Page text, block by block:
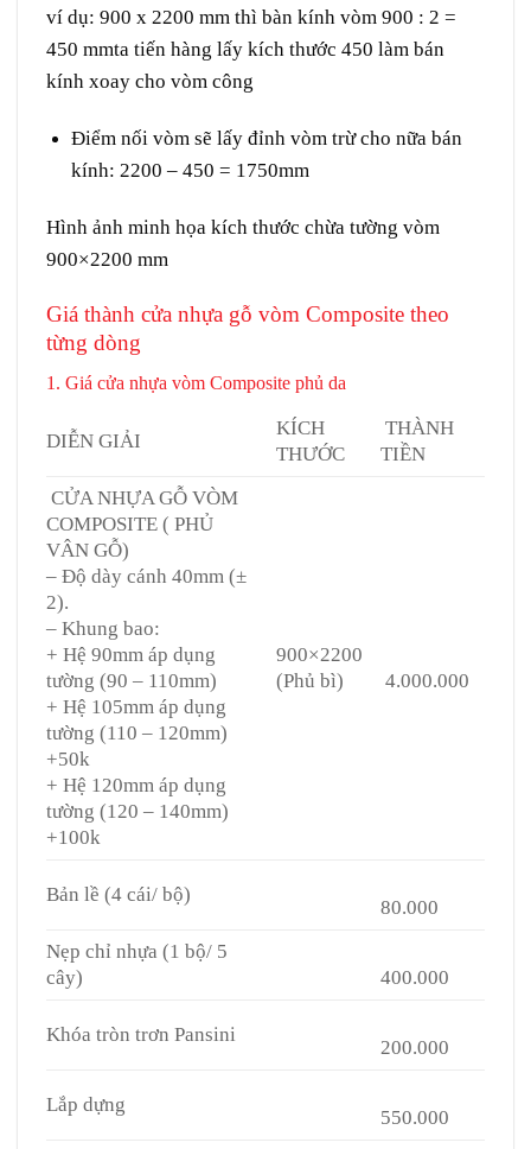
ví dụ: 900 x 2200 mm thì bàn kính vòm 900 : 2 =
450 mmta tiến hàng lấy kích thước 450 làm bán
kính xoay cho vòm công
Điểm nối vòm sẽ lấy đỉnh vòm trừ cho nữa bán
kính: 2200 – 450 = 1750mm
Hình ảnh minh họa kích thước chừa tường vòm
900×2200 mm
Giá thành cửa nhựa gỗ vòm Composite theo
từng dòng
1. Giá cửa nhựa vòm Composite phủ da
DIỄN GIẢI
KÍCH
THƯỚC
THÀNH
TIỀN
CỬA NHỰA GỖ VÒM
COMPOSITE ( PHỦ
VÂN GỖ)
– Độ dày cánh 40mm (±
2).
– Khung bao:
+ Hệ 90mm áp dụng
tường (90 – 110mm)
+ Hệ 105mm áp dụng
tường (110 – 120mm)
+50k
+ Hệ 120mm áp dụng
tường (120 – 140mm)
+100k
900×2200
(Phủ bì)
4.000.000
Bản lề (4 cái/ bộ)
80.000
Nẹp chỉ nhựa (1 bộ/ 5
cây)
400.000
Khóa tròn trơn Pansini
200.000
Lắp dựng
550.000